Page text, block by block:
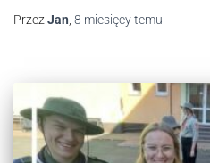
PrzezJan, 8 miesięcytemu